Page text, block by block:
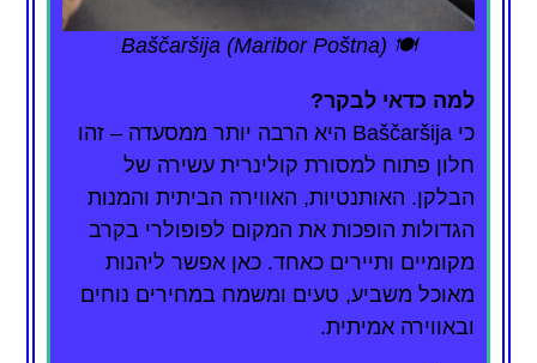
🍽️ Baščaršija (Maribor Poštna)
למה כדאי לבקר?
כי Baščaršija היא הרבה יותר ממסעדה – זהו
חלון פתוח למסורת קולינרית עשירה של
הבלקן. האותנטיות, האווירה הביתית והמנות
הגדולות הופכות את המקום לפופולרי בקרב
מקומיים ותיירים כאחד. כאן אפשר ליהנות
מאוכל משביע, טעים ומשמח במחירים נוחים
ובאווירה אמיתית.